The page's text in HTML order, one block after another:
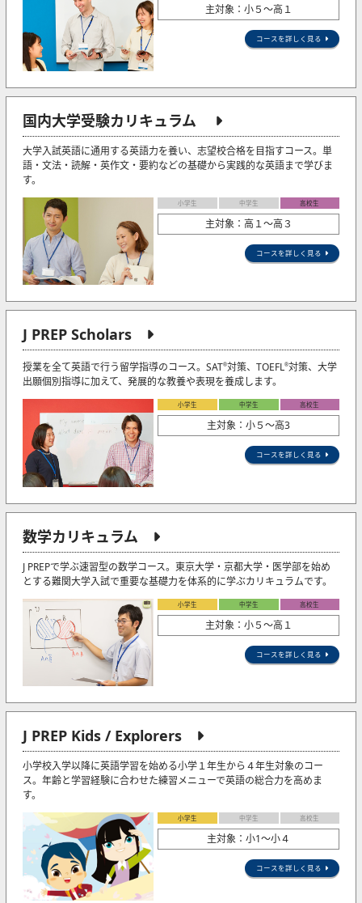
主対象：小５〜高１
コースを詳しく見る
国内大学受験カリキュラム
大学入試英語に通用する英語力を養い、志望校合格を目指すコース。単
語・文法・読解・英作文・要約などの基礎から実践的な英語まで学びま
す。
小学生 中学生 高校生
主対象：高１～高３
コースを詳しく見る
J PREP Scholars
授業を全て英語で行う留学指導のコース。SAT®対策、TOEFL®対策、大学
出願個別指導に加えて、発展的な教養や表現を養成します。
小学生 中学生 高校生
主対象：小５〜高3
コースを詳しく見る
数学カリキュラム
J PREPで学ぶ速習型の数学コース。東京大学・京都大学・医学部を始め
とする難関大学入試で重要な基礎力を体系的に学ぶカリキュラムです。
小学生 中学生 高校生
主対象：小５〜高１
コースを詳しく見る
J PREP Kids / Explorers
小学校入学以降に英語学習を始める小学１年生から４年生対象のコー
ス。年齢と学習経験に合わせた練習メニューで英語の総合力を高めま
す。
小学生 中学生 高校生
主対象：小1〜小４
コースを詳しく見る